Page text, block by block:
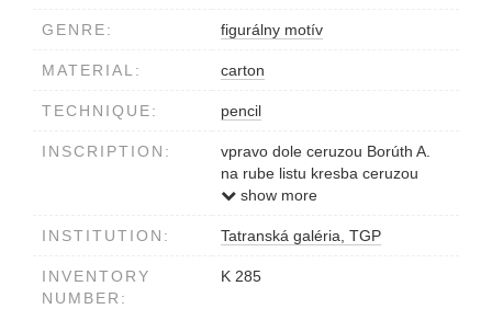
GENRE: figurálny motív
MATERIAL: carton
TECHNIQUE: pencil
INSCRIPTION:
vpravo dole ceruzou Borúth A.
na rube listu kresba ceruzou
Ženské torzo
show more
INSTITUTION: Tatranská galéria, TGP
INVENTORY
NUMBER:
K 285